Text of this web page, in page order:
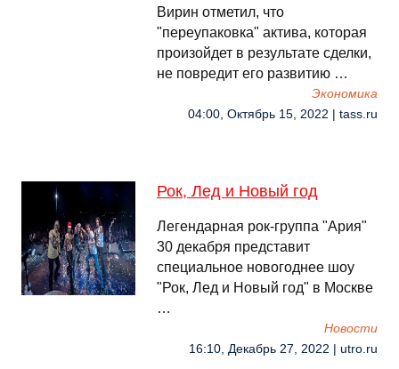
Вирин отметил, что
"переупаковка" актива, которая
произойдет в результате сделки,
не повредит его развитию …
Экономика
04:00, Октябрь 15, 2022 | tass.ru
Рок, Лед и Новый год
Легендарная рок-группа "Ария"
30 декабря представит
специальное новогоднее шоу
"Рок, Лед и Новый год" в Москве
…
Новости
16:10, Декабрь 27, 2022 | utro.ru